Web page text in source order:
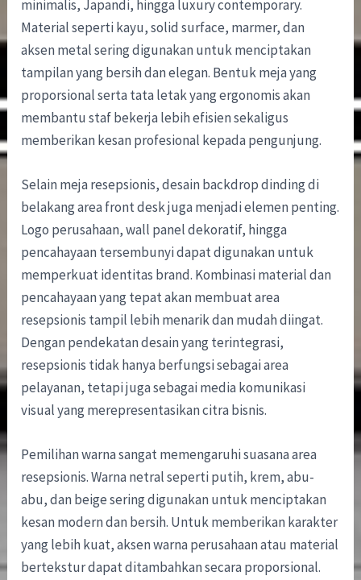
minimalis, Japandi, hingga luxury contemporary.
Material seperti kayu, solid surface, marmer, dan
aksen metal sering digunakan untuk menciptakan
tampilan yang bersih dan elegan. Bentuk meja yang
proporsional serta tata letak yang ergonomis akan
membantu staf bekerja lebih efisien sekaligus
memberikan kesan profesional kepada pengunjung.
Selain meja resepsionis, desain backdrop dinding di
belakang area front desk juga menjadi elemen penting.
Logo perusahaan, wall panel dekoratif, hingga
pencahayaan tersembunyi dapat digunakan untuk
memperkuat identitas brand. Kombinasi material dan
pencahayaan yang tepat akan membuat area
resepsionis tampil lebih menarik dan mudah diingat.
Dengan pendekatan desain yang terintegrasi,
resepsionis tidak hanya berfungsi sebagai area
pelayanan, tetapi juga sebagai media komunikasi
visual yang merepresentasikan citra bisnis.
Pemilihan warna sangat memengaruhi suasana area
resepsionis. Warna netral seperti putih, krem, abu-
abu, dan beige sering digunakan untuk menciptakan
kesan modern dan bersih. Untuk memberikan karakter
yang lebih kuat, aksen warna perusahaan atau material
bertekstur dapat ditambahkan secara proporsional.